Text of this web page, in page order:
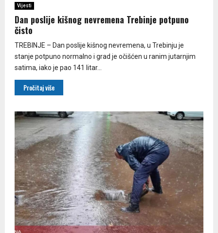
Vijesti
Dan poslije kišnog nevremena Trebinje potpuno
čisto
TREBINJE – Dan poslije kišnog nevremena, u Trebinju je
stanje potpuno normalno i grad je očišćen u ranim jutarnjim
satima, iako je pao 141 litar...
Pročitaj više